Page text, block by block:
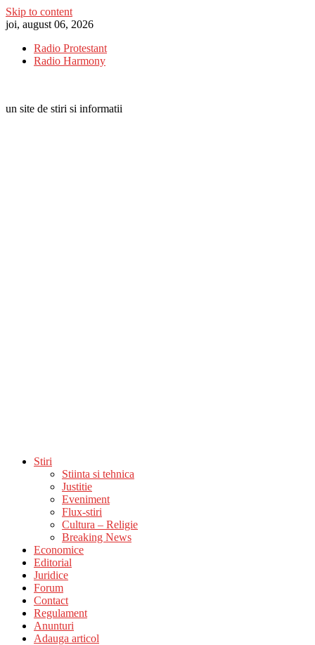
Skip to content
joi, august 06, 2026
Radio Protestant
Radio Harmony
un site de stiri si informatii
Stiri
Stiinta si tehnica
Justitie
Eveniment
Flux-stiri
Cultura – Religie
Breaking News
Economice
Editorial
Juridice
Forum
Contact
Regulament
Anunturi
Adauga articol